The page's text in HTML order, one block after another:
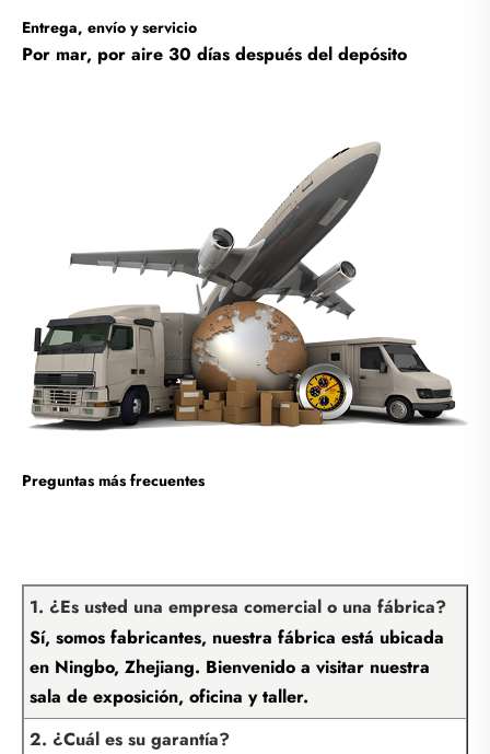
Entrega, envío y servicio
Por mar, por aire 30 días después del depósito
Preguntas más frecuentes
1. ¿Es usted una empresa comercial o una fábrica?
Sí, somos fabricantes, nuestra fábrica está ubicada
en Ningbo, Zhejiang. Bienvenido a visitar nuestra
sala de exposición, oficina y taller.
2. ¿Cuál es su garantía?